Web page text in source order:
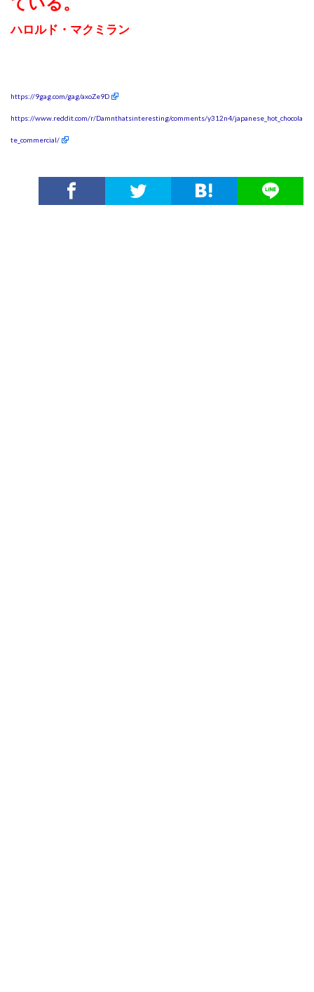
ハロルド・マクミラン
https://9gag.com/gag/axoZe9D
https://www.reddit.com/r/Damnthatsinteresting/comments/y312n4/japanese_hot_chocola
te_commercial/